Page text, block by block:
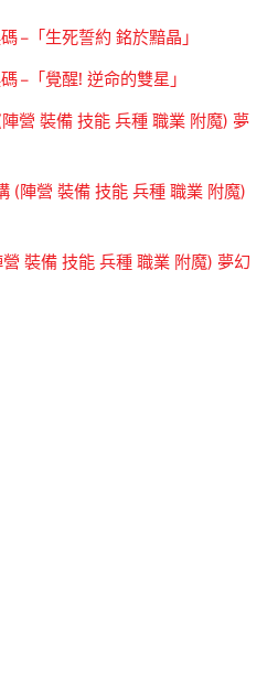
–「生死誓約 銘於黯晶」
–「覺醒! 逆命的雙星」
營 裝備 技能 兵種 職業 附魔) 夢
(陣營 裝備 技能 兵種 職業 附魔)
裝備 技能 兵種 職業 附魔) 夢幻